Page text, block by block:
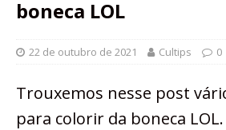
boneca LOL
22 de outubro de 2021 Cultips 0
Trouxemos nesse post
para colorir da boneca